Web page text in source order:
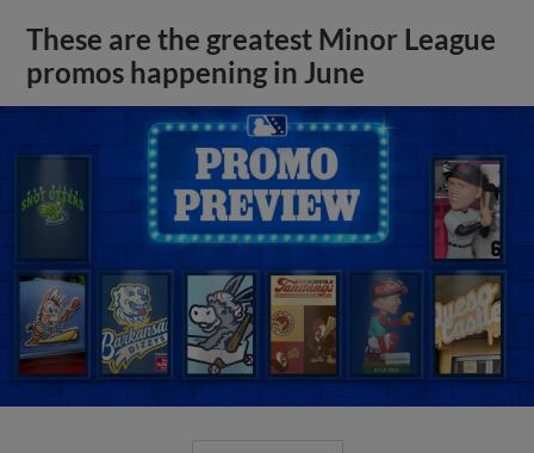
These are the greatest Minor League
promos happening in June